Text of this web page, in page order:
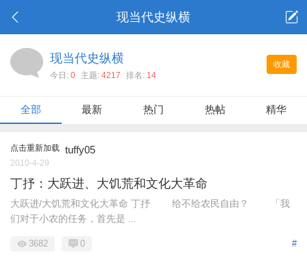
现当代史纵横
收藏
现当代史纵横
今日: 0 主题: 4217 排名: 14
全部 最新 热门 热帖 精华
点击重新加载 tuffy05
2010-4-29
丁抒：大跃进、大饥荒和文化大革命
大跃进/大饥荒和文化大革命 丁抒 给不给农民自由？ 「我
们对于小农的任务，首先是 ...
#
3682 0